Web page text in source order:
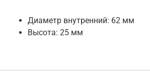
Диаметр внутренний: 62 мм
Высота: 25 мм